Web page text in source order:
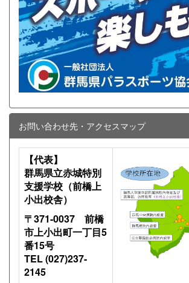
お問い合わせ先・アクセスマップ
【代表】
群馬県立赤城特別
支援学校（前橋上
小出校舎）
〒371-0037 前橋
市上小出町一丁目5
番15号
TEL (027)237-
2145